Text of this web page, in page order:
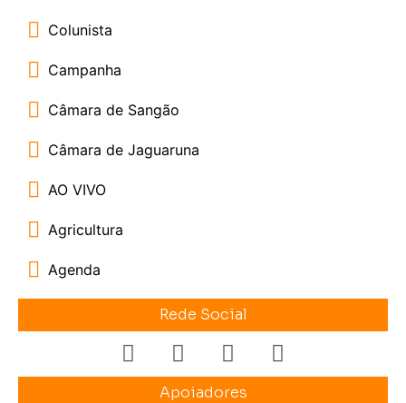
Colunista
Campanha
Câmara de Sangão
Câmara de Jaguaruna
AO VIVO
Agricultura
Agenda
Rede Social
Apoiadores